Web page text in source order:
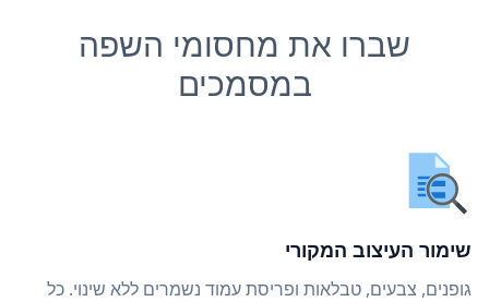
שברו את מחסומי השפה
במסמכים
שימור העיצוב המקורי
גופנים, צבעים, טבלאות ופריסת עמוד נשמרים ללא שינוי. כל